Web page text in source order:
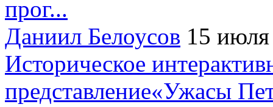
прог...
Даниил Белоусов 15
Историческое
представление«Ужасы